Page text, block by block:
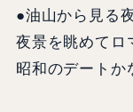
●油山から見る
夜景を眺めてロ
昭和のデートか